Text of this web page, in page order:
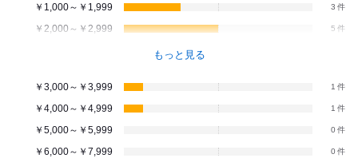
￥1,000～￥1,999 3
￥2,000～￥2,999 5
もっと見る
￥3,000～￥3,999 1
￥4,000～￥4,999 1
￥5,000～￥5,999 0
￥6,000～￥7,999 0